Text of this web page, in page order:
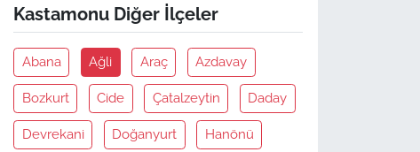
Kastamonu Diğer İlçeler
Abana Ağli Araç Azdavay
Bozkurt Cide Çatalzeytin Daday
Devrekani Doğanyurt Hanönü